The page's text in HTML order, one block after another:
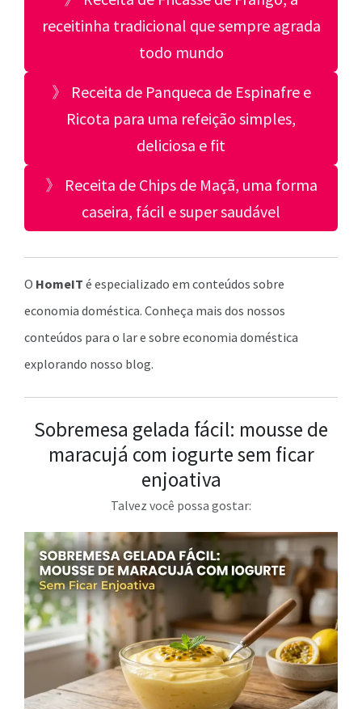
receitinha tradicional que sempre agrada
todo mundo
》 Receita de Panqueca de Espinafre e
Ricota para uma refeição simples,
deliciosa e fit
》 Receita de Chips de Maçã, uma forma
caseira, fácil e super saudável
O HomeIT é especializado em conteúdos sobre
economia doméstica. Conheça mais dos nossos
conteúdos para o lar e sobre economia doméstica
explorando nosso blog.
Sobremesa gelada fácil: mousse de
maracujá com iogurte sem ficar
enjoativa
Talvez você possa gostar: